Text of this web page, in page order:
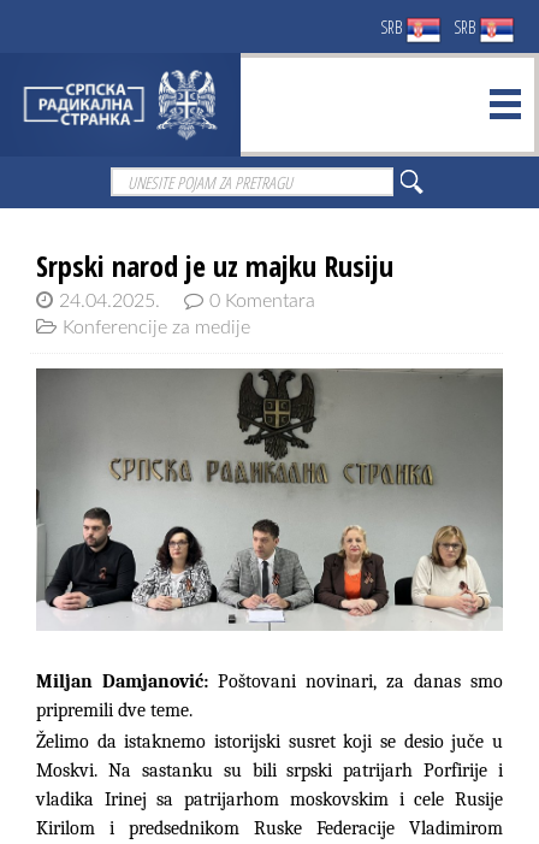
SRB SRB
Srpski narod je uz majku Rusiju
24.04.2025.
0 Komentara
Konferencije za medije
Miljan Damjanović: Poštovani novinari, za danas smo
pripremili dve teme.
Želimo da istaknemo istorijski susret koji se desio juče u
Moskvi. Na sastanku su bili srpski patrijarh Porfirije i
vladika Irinej sa patrijarhom moskovskim i cele Rusije
Kirilom i predsednikom Ruske Federacije Vladimirom